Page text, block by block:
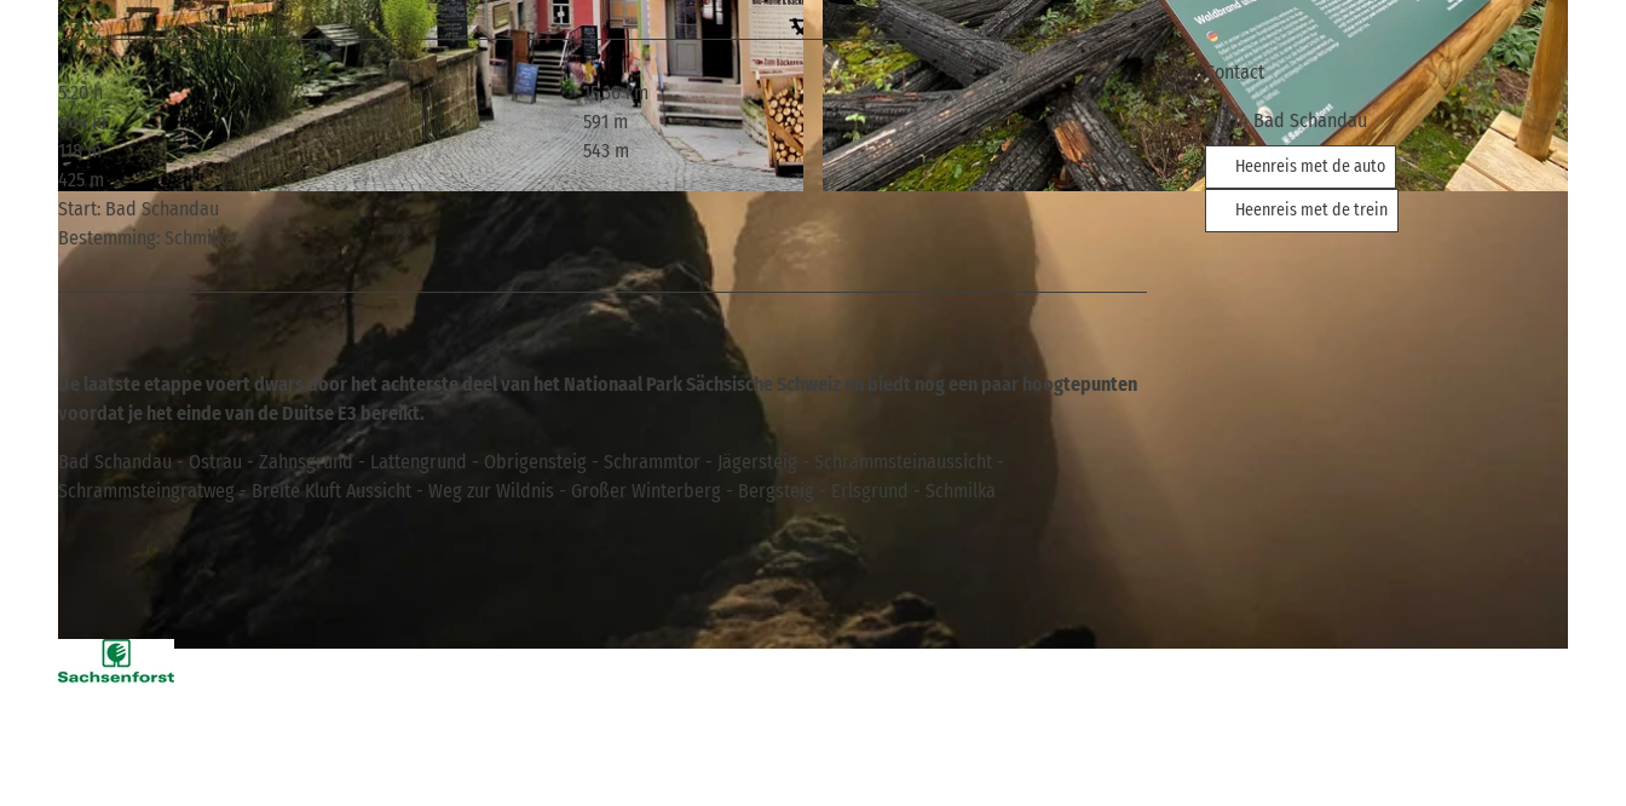
© Philipp Zieger, Tourismusverband Sächsische Schweiz |
© T. Rogge , Tourismusverband Sächsische Schweiz © Madlen Rogge, Tourismusverband Sächsische Schweiz |
5:20 h
15,36 km
604 m
591 m
118 m
543 m
425 m
Start: Bad Schandau
Bestemming: Schmilka
De laatste etappe voert dwars door het achterste deel van het Nationaal Park Sächsische Schweiz en biedt nog een paar hoogtepunten
voordat je het einde van de Duitse E3 bereikt.
Bad Schandau - Ostrau - Zahnsgrund - Lattengrund - Obrigensteig - Schrammtor - Jägersteig - Schrammsteinaussicht -
Schrammsteingratweg - Breite Kluft Aussicht - Weg zur Wildnis - Großer Winterberg - Bergsteig - Erlsgrund - Schmilka
Contact
01814Bad Schandau
Heenreis met de auto
Heenreis met de trein